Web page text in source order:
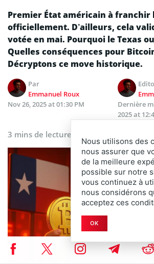
Premier État américain à franchir
officiellement. D’ailleurs, cela
votée en mai. Pourquoi le Texas
Quelles conséquences pour Bitcoin
Décryptons ce move historique.
Par
Emmanuel Roux
Nov 26, 2025 at 01:30 PM
Dernière
2025 at
3 mins de lecture
Nous utilisons des
nous assurer que
de la meilleure
possible sur notre
vous continuez à
nous considérons
acceptez ces
OK